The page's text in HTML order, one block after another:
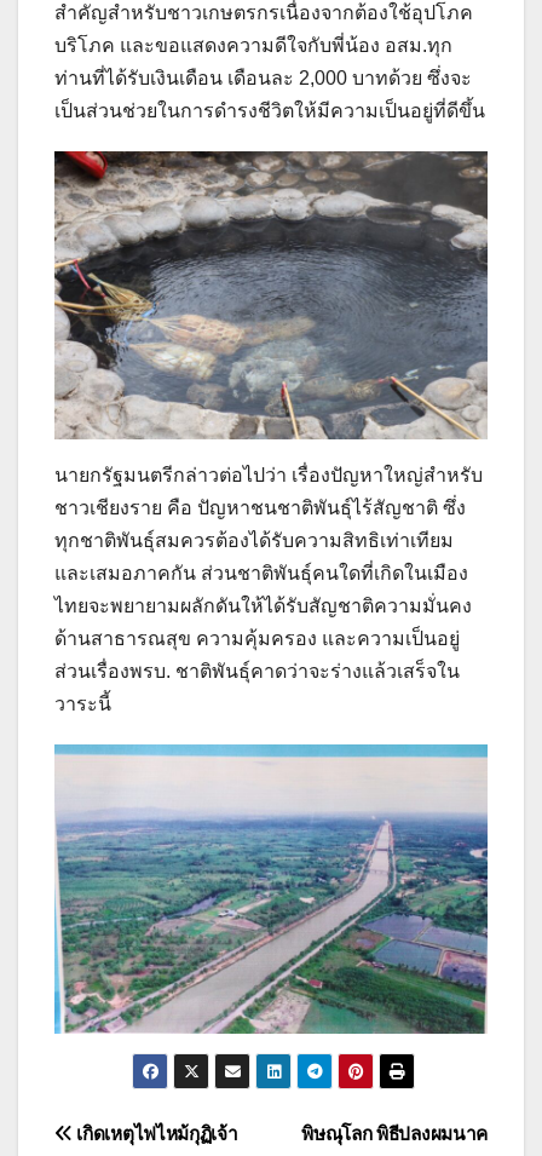
สำคัญสำหรับชาวเกษตรกรเนื่องจากต้องใช้อุปโภค
บริโภค และขอแสดงความดีใจกับพี่น้อง อสม.ทุก
ท่านที่ได้รับเงินเดือน เดือนละ 2,000 บาทด้วย ซึ่งจะ
เป็นส่วนช่วยในการดำรงชีวิตให้มีความเป็นอยู่ที่ดีขึ้น
นายกรัฐมนตรีกล่าวต่อไปว่า เรื่องปัญหาใหญ่สำหรับ
ชาวเชียงราย คือ ปัญหาชนชาติพันธุ์ไร้สัญชาติ ซึ่ง
ทุกชาติพันธุ์สมควรต้องได้รับความสิทธิเท่าเทียม
และเสมอภาคกัน ส่วนชาติพันธุ์คนใดที่เกิดในเมือง
ไทยจะพยายามผลักดันให้ได้รับสัญชาติความมั่นคง
ด้านสาธารณสุข ความคุ้มครอง และความเป็นอยู่
ส่วนเรื่องพรบ. ชาติพันธ์ุคาดว่าจะร่างแล้วเสร็จใน
วาระนี้
แนะแนว
พิษณุโลก พิธีปลงผมนาค
เกิดเหตุไฟไหม้กุฏิเจ้า